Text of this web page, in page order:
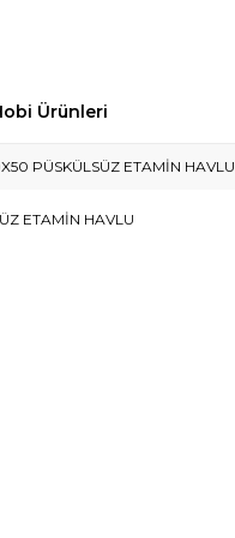
Ürünleri
PÜSKÜLSÜZ ETAMİN HAVLU